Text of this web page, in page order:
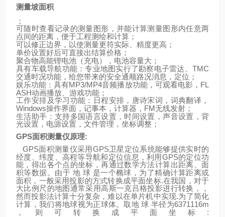
测量坡面积
；
可随时查看记录的测量图形，并能计算测量图形内任意两
点间的距离，便于工程测绘和计算；
可以修正边界，以使测量更符实际、精度更高；
单价设置好后可直接出结算价格；
聚合物高能锂电池（充电），电池容量大；
具有车载导航功能：专业地图实行了勘察电子雷达、 TMC
交通时况功能，给您带来的安全通顺路况消息，定位；
娱乐功能：具有MP3/MP4音频播放功能，可观看电影， FL
ASH动画播放、游戏功能；
工作安排及学习功能：日程安排，唐诗宋词，词典翻译，
Windows操作界面，记事本，计算器， FM无线发射；
生活助手：支持多国语言设置，时间设置，声音设置，背
光设置，电源设置，文件管理，坐标调整；
GPS面积测量仪原理:
GPS面积测量仪采用GPS卫星定位系统能够提供实时的
经度、纬度、高程等导航和定位信息，利用GPS的定位功
能，得出各个点的坐标，再通过数学方法计算出距离、面
积等数据。由于 地 球 是一个椭球，为了精确计算距离或
面积，一般采用投影的方式转换成平面坐标.在我国，对于
大比例尺的地图通常采用高斯一克吕格投影进行转换，，
然而投影法计算十分复杂，难以在单片机中实现.为了简化
计算，我们将地球视为正球体。取地 球 半径为6371116m
，则可转换成平面坐标 :